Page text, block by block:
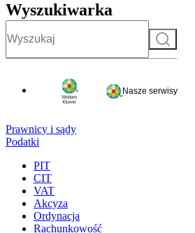
Wyszukiwarka
Szukaj
Nasze serwisy
Prawnicy i sądy
Podatki
PIT
CIT
VAT
Akcyza
Ordynacja
Rachunkowość